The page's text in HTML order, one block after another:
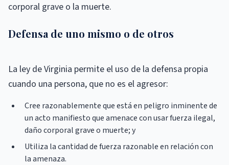
corporal grave o la muerte.
Defensa de uno mismo o de otros
La ley de Virginia permite el uso de la defensa propia
cuando una persona, que no es el agresor:
Cree razonablemente que está en peligro inminente de
un acto manifiesto que amenace con usar fuerza ilegal,
daño corporal grave o muerte; y
Utiliza la cantidad de fuerza razonable en relación con
la amenaza.